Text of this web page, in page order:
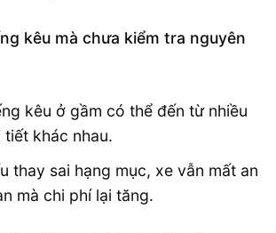
kêu mà chưa kiểm tra nguyên
kêu ở gầm có thể đến từ nhiều
tiết khác nhau.
thay sai hạng mục, xe vẫn mất an
mà chi phí lại tăng.